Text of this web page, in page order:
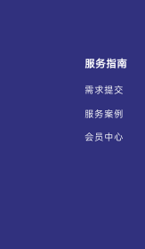
服务指南
需求提交
服务案例
会员中心